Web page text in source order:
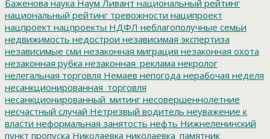
Баженова наука Наум Ливант национальный рейтинг
национальный рейтинг тревожности наципроект
нацпроект нацпроекты НДФЛ неблагополучные семьи
недвижимость недострои независимая экспертиза
независимые сми незаконная миграция незаконная охота
незаконная рубка незаконная_реклама некролог
нелегальная торговля Немаев непогода нерабочая неделя
несанкционированная_торговля
несанкционированный_митинг несовершеннолетние
несчастный случай Нетрезвый водитель неуважение к
власти неформальная занятость нефть Нижнеленинский
пункт пропуска Николаевка николаевка_памятник